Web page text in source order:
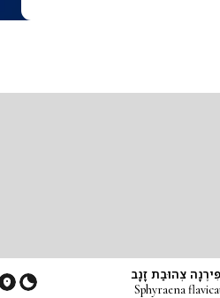
צְהוּבַת זָנָב
Sphyraena